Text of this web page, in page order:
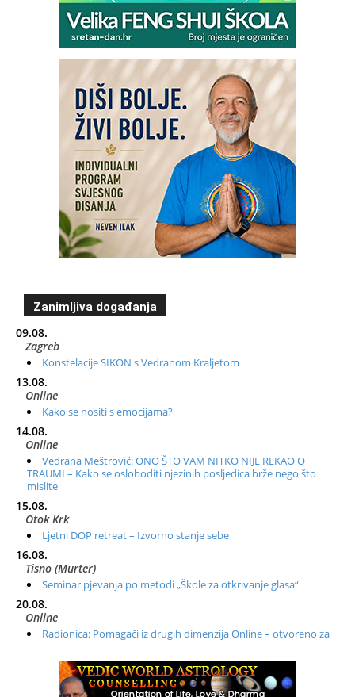
Zanimljiva događanja
09.08.
Zagreb
Konstelacije SIKON s Vedranom Kraljetom
13.08.
Online
Kako se nositi s emocijama?
14.08.
Online
Vedrana Meštrović: ONO ŠTO VAM NITKO NIJE REKAO O
TRAUMI – Kako se osloboditi njezinih posljedica brže nego što
mislite
15.08.
Otok Krk
Ljetni DOP retreat – Izvorno stanje sebe
16.08.
Tisno (Murter)
Seminar pjevanja po metodi „Škole za otkrivanje glasa“
20.08.
Online
Radionica: Pomagači iz drugih dimenzija Online – otvoreno za
Zagreb+Online